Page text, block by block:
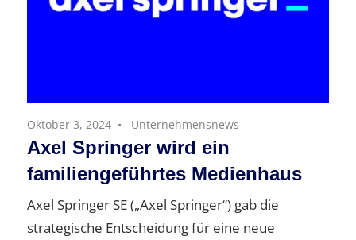
Oktober 3, 2024 Unternehmensnews
Axel Springer wird ein
familiengeführtes Medienhaus
Axel Springer SE („Axel Springer“) gab die
strategische Entscheidung für eine neue